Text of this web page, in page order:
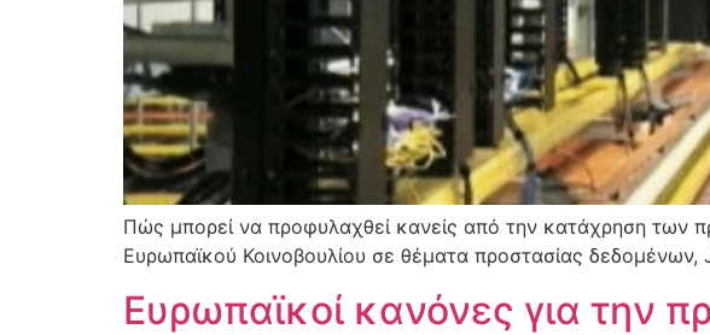
Πώς μπορεί να προφυλαχθεί κανείς από την κατάχρηση των
Ευρωπαϊκού Κοινοβουλίου σε θέματα προστασίας
Ευρωπαϊκοί κανόνες για την